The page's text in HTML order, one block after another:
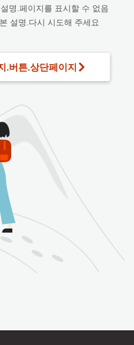
명.페이지를 표시할 수 없음
설명.다시 시도해 주세요
.버튼.상단페이지